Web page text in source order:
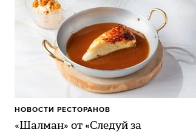
«Шалман» от «Следуй за
НОВОСТИ РЕСТОРАНОВ